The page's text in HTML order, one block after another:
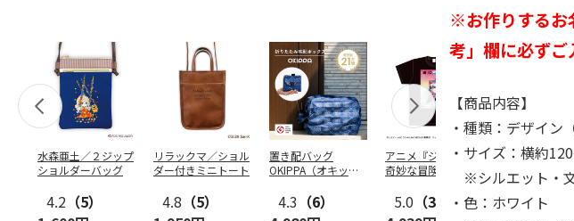
水森亜土／２ジップ
ショルダーバッグ
4.2 （5）
リラックマ／ショル
ダー付きミニトート
4.8 （5）
置き配バッグ
OKIPPA（オキッ
4.3 （6）
アニメ『ジョジョの
奇妙な冒険 黄金の
…
5.0 （3）
コジコジ／シ
ー付きバッグ
4.5（6）
※お作りするお
考」欄に必ずご
【商品内容】
・種類：デザイン（
・サイズ：横約
※シルエット・文
・色：ホワイト